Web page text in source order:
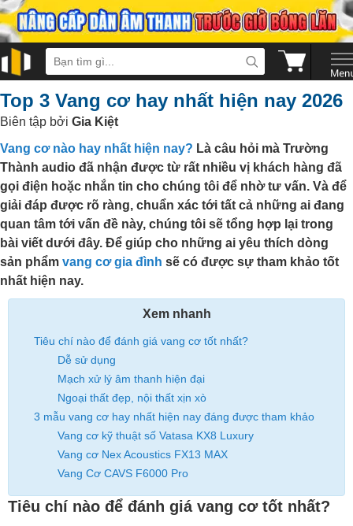
Top 3 Vang cơ hay nhất hiện nay 2026
Biên tập bởi Gia Kiệt
Vang cơ nào hay nhất hiện nay? Là câu hỏi mà Trường
Thành audio đã nhận được từ rất nhiều vị khách hàng đã
gọi điện hoặc nhắn tin cho chúng tôi để nhờ tư vấn. Và để
giải đáp được rõ ràng, chuẩn xác tới tất cả những ai đang
quan tâm tới vấn đề này, chúng tôi sẽ tổng hợp lại trong
bài viết dưới đây. Để giúp cho những ai yêu thích dòng
sản phẩm vang cơ gia đình sẽ có được sự tham khảo tốt
nhất hiện nay.
Xem nhanh
Tiêu chí nào để đánh giá vang cơ tốt nhất?
Dễ sử dụng
Mạch xử lý âm thanh hiện đại
Ngoại thất đẹp, nội thất xịn xò
3 mẫu vang cơ hay nhất hiện nay đáng được tham khảo
Vang cơ kỹ thuật số Vatasa KX8 Luxury
Vang cơ Nex Acoustics FX13 MAX
Vang Cơ CAVS F6000 Pro
Tiêu chí nào để đánh giá vang cơ tốt nhất?